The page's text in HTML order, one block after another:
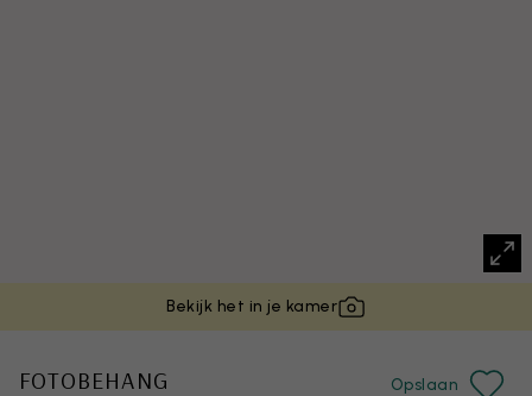
Bekijk het in je kamer
FOTOBEHANG Opslaan